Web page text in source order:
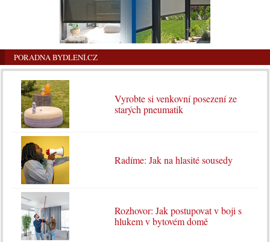
PORADNA BYDLENÍ.CZ
Vyrobte si venkovní posezení ze
starých pneumatik
Radíme: Jak na hlasité sousedy
Rozhovor: Jak postupovat v boji s
hlukem v bytovém domě